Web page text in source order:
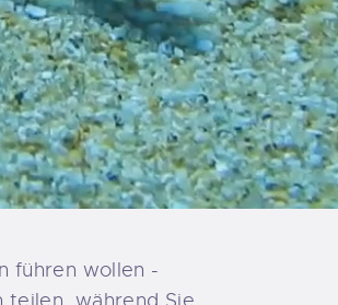
führen wollen -